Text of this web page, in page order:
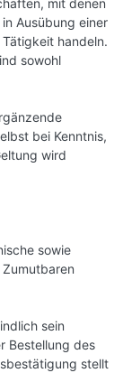
mit denen
Ausübung einer
handeln.
sowohl
bei Kenntnis,
wird
sowie
sein
Bestellung des
stellt